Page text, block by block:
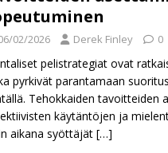
02/2026 Derek Finley 0
pelistrategiat ovat
pyrkivät parantamaan
Tehokkaiden tavoitteiden
käytäntöjen ja
aikana syöttäjät […]